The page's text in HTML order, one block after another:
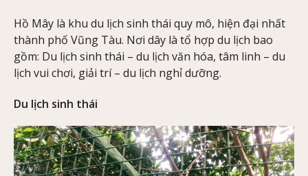
Hồ Mây là khu du lịch sinh thái quy mô, hiện đại nhất
thành phố Vũng Tàu. Nơi dây là tổ hợp du lịch bao
gồm: Du lịch sinh thái – du lịch văn hóa, tâm linh – du
lịch vui chơi, giải trí – du lịch nghỉ dưỡng.
Du lịch sinh thái